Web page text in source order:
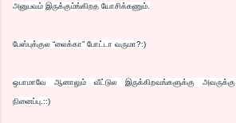
அனுபவம் இருக்கும்ங்கிறத யோசிக்கணும்.
பேஸ்புக்குல “லைக்கா” போட்டா வருமா?:)
ஒபாமாவே ஆனாலும் வீட்டுல இருக்கிறவங்களுக்கு
நினைப்பு.::)